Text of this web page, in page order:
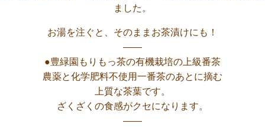
ました。
お湯を注ぐと、そのままお茶漬けにも！
——
●豊緑園もりもっ茶の有機栽培の上級番茶
農薬と化学肥料不使用一番茶のあとに摘む
上質な茶葉です。
ざくざくの食感がクセになります。
——